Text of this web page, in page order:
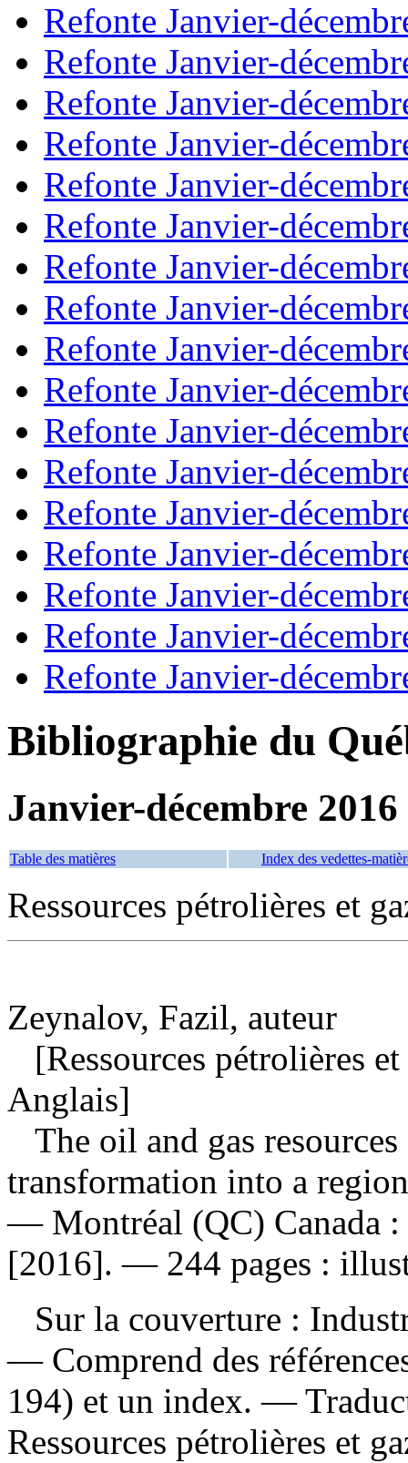
Refonte Janvier-
Refonte Janvier-
Refonte Janvier-
Refonte Janvier-
Refonte Janvier-
Refonte Janvier-
Refonte Janvier-
Refonte Janvier-
Refonte Janvier-
Refonte Janvier-
Refonte Janvier-
Refonte Janvier-
Refonte Janvier-
Refonte Janvier-
Refonte Janvier-
Refonte Janvier-
Refonte Janvier-
Bibliographie du
Janvier-décembre 2016
Table des matières Index des vedettes-
Ressources pétrolières et
Zeynalov, Fazil, auteur
[Ressources pétrolières
Anglais]
The oil and gas
transformation into a
— Montréal (QC) Canada :
[2016]. — 244 pages :
Sur la couverture :
— Comprend des
194) et un index. —
Ressources pétrolières et